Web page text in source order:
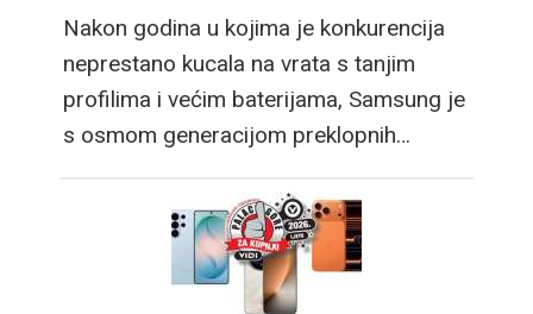
Nakon godina u kojima je konkurencija
neprestano kucala na vrata s tanjim
profilima i većim baterijama, Samsung je
s osmom generacijom preklopnih…